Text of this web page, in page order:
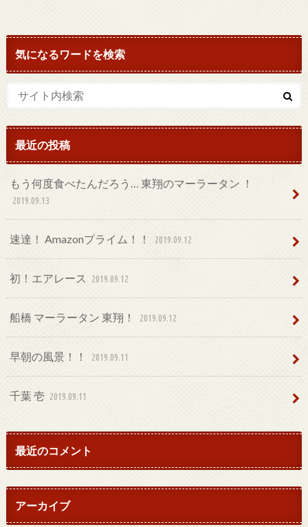
気になるワードを検索
最近の投稿
もう何度食べたんだろう… 東翔のマーラータン ！
2019.09.13
速達！ Amazonプライム！！ 2019.09.12
初！エアレース 2019.09.12
船橋 マーラータン 東翔！ 2019.09.12
早朝の風景！！ 2019.09.11
千葉 壱 2019.09.11
最近のコメント
アーカイブ